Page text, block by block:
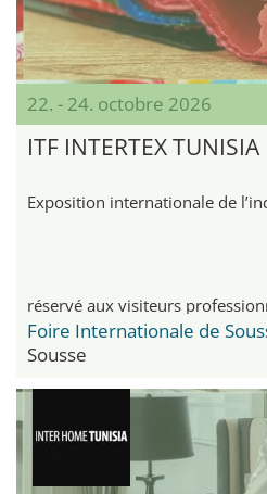
22. - 24. octobre 2026
ITF INTERTEX TUNISIA
Exposition internationale de
réservé aux visiteurs
Foire Internationale de
Sousse